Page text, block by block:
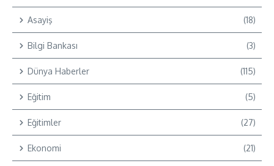
Asayiş (18)
Bilgi Bankası (3)
Dünya Haberler (115)
Eğitim (5)
Eğitimler (27)
Ekonomi (21)